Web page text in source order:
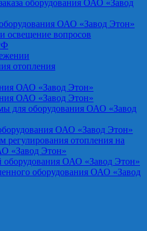
оборудования ОАО «Завод
ОАО «Завод Этон»
и освещение вопросов
отопления
ОАО «Завод Этон»
ОАО «Завод Этон»
для оборудования ОАО «Завод
ОАО «Завод Этон»
регулирования отопления на
«Завод Этон»
оборудования ОАО «Завод Этон»
оборудования ОАО «Завод